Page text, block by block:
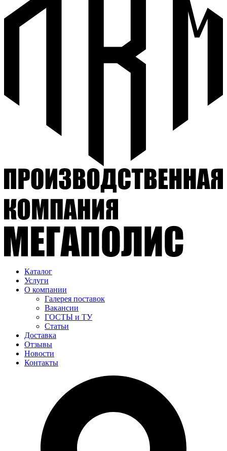
Каталог
Услуги
О компании
Галерея поставок
Вакансии
ГОСТЫ и ТУ
Статьи
Доставка
Отзывы
Новости
Контакты